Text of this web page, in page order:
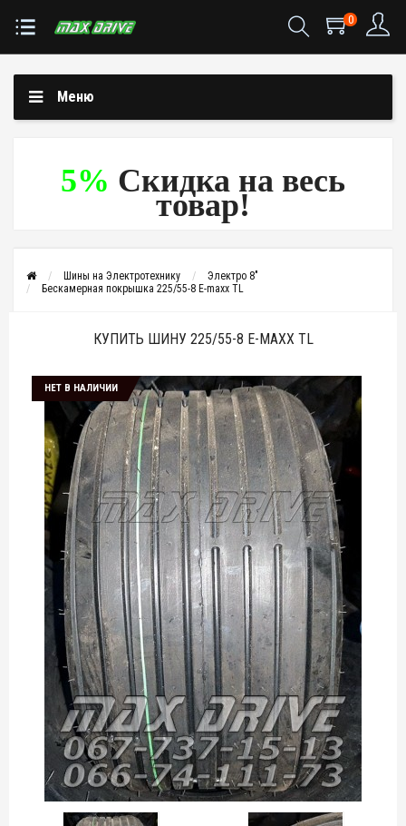
0
Меню
5% Скидка на весь
товар!
Шины на Электротехнику
Электро 8"
Бескамерная покрышка 225/55-8 E-maxx TL
КУПИТЬ ШИНУ 225/55-8 E-MAXX TL
НЕТ В НАЛИЧИИ